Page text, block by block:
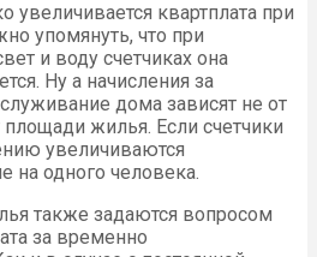
увеличивается квартплата при
упомянуть, что при
и воду счетчиках она
Ну а начисления за
дома зависят не от
жилья. Если счетчики
увеличиваются
на одного человека.
также задаются вопросом
за временно